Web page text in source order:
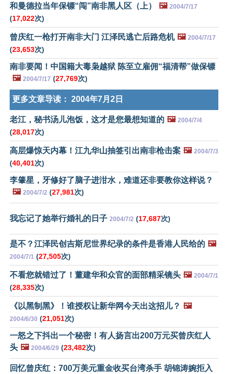
和曼德拉当年保镖“闯”南非黑人区（上） 🖼️ 2004/7/17
(17,022次)
曾庆红一枪打开南非大门 江泽民逃亡后路危机 🖼️ 2004/7/17
(23,653次)
南非要闻！中国籍大毒枭越狱 陈至立雇佣“福清帮”做保镖
🖼️ 2004/7/17 (27,769次)
更多文章导读： 2004年7月2日
老江，秘书汤儿泡饭，这才是您最想知道的 🖼️ 2004/7/4
(28,017次)
高层爆惊天内幕！江九华山抽签引出南非枪击案 🖼️ 2004/7/3
(40,401次)
李肇星，牙修好了脑子进泔水，难道还非要教你这样说？
🖼️ 2004/7/2 (27,981次)
我忘记了她举行婚礼的日子 2004/7/2 (17,687次)
是不？江泽民创吉斯尼世界纪录的条件是香港人民给的 🖼️
2004/7/1 (27,505次)
不看您就错过了！董建华和众官的面部精采镜头 🖼️ 2004/7/1
(28,335次)
《以黑制黑》！谁授权让新华网今天出这招儿？ 🖼️
2004/6/30 (21,051次)
一怒之下抖出一个秘密！有人扬言出200万元买曾庆红人
头 🖼️ 2004/6/29 (23,482次)
回忆曾庆红：700万美元重金收买台湾杀手 胡锦涛婉拒入